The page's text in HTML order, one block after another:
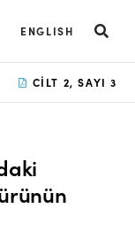
ENGLISH
CILT 2, SAYI 3